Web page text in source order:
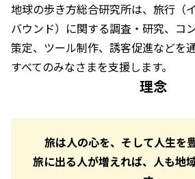
地球の歩き方総合研究所は、旅行（
バウンド）に関する調査・研究、コ
策定、ツール制作、誘客促進などを
すべてのみなさまを支援します。
理念
旅は人の心を、そして人生を
旅に出る人が増えれば、人も地